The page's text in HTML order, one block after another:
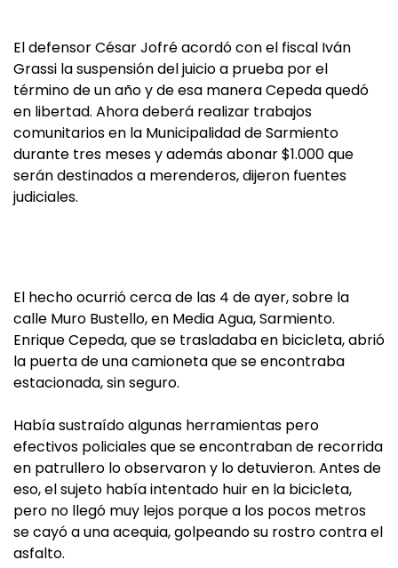
El defensor César Jofré acordó con el fiscal Iván
Grassi la suspensión del juicio a prueba por el
término de un año y de esa manera Cepeda quedó
en libertad. Ahora deberá realizar trabajos
comunitarios en la Municipalidad de Sarmiento
durante tres meses y además abonar $1.000 que
serán destinados a merenderos, dijeron fuentes
judiciales.
El hecho ocurrió cerca de las 4 de ayer, sobre la
calle Muro Bustello, en Media Agua, Sarmiento.
Enrique Cepeda, que se trasladaba en bicicleta, abrió
la puerta de una camioneta que se encontraba
estacionada, sin seguro.
Había sustraído algunas herramientas pero
efectivos policiales que se encontraban de recorrida
en patrullero lo observaron y lo detuvieron. Antes de
eso, el sujeto había intentado huir en la bicicleta,
pero no llegó muy lejos porque a los pocos metros
se cayó a una acequia, golpeando su rostro contra el
asfalto.